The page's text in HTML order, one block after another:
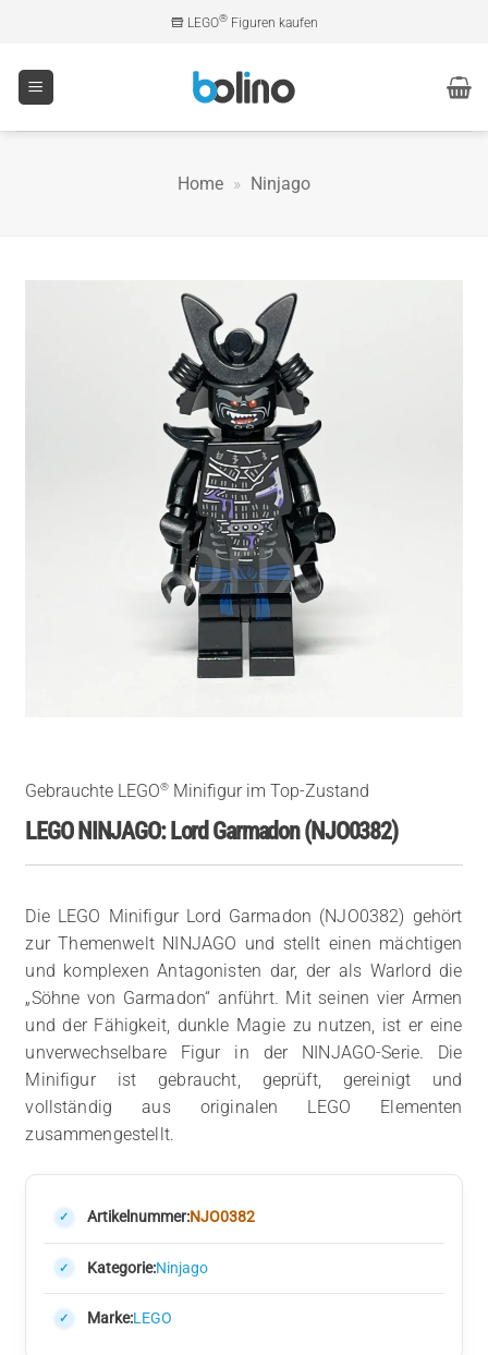
springen
LEGO®Figuren kaufen
Home » Ninjago
Gebrauchte LEGO® Minifigur im Top-Zustand
LEGO NINJAGO: Lord Garmadon (NJO0382)
Die LEGO Minifigur Lord Garmadon (NJO0382) gehört
zur Themenwelt NINJAGO und stellt einen mächtigen
und komplexen Antagonisten dar, der als Warlord die
„Söhne von Garmadon“ anführt. Mit seinen vier Armen
und der Fähigkeit, dunkle Magie zu nutzen, ist er eine
unverwechselbare Figur in der NINJAGO-Serie. Die
Minifigur ist gebraucht, geprüft, gereinigt und
vollständig aus originalen LEGO Elementen
zusammengestellt.
Artikelnummer:NJO0382
Kategorie:Ninjago
Marke:LEGO